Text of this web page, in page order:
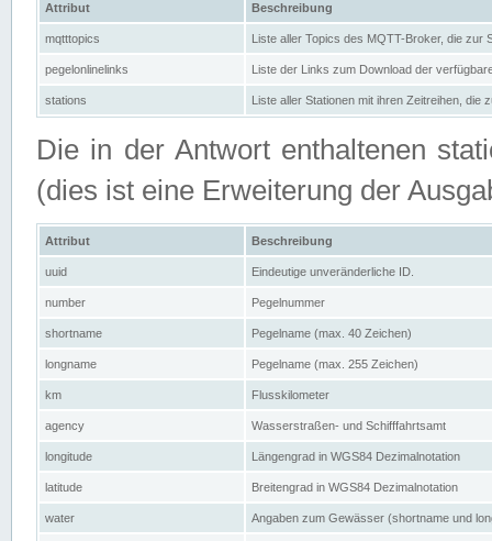
Attribut Beschreibung
mqtttopics Liste aller Topics des MQTT-Broker, die zur
pegelonlinelinks Liste der Links zum Download der
stations Liste aller Stationen mit ihren Zeitreihen, die
Die in der Antwort enthaltenen
(dies ist eine Erweiterung der
Attribut Beschreibung
uuid Eindeutige unveränderliche ID.
number Pegelnummer
shortname Pegelname (max. 40 Zeichen)
longname Pegelname (max. 255 Zeichen)
km Flusskilometer
agency Wasserstraßen- und Schifffahrtsamt
longitude Längengrad in WGS84 Dezimalnotation
latitude Breitengrad in WGS84 Dezimalnotation
water Angaben zum Gewässer (shortname und